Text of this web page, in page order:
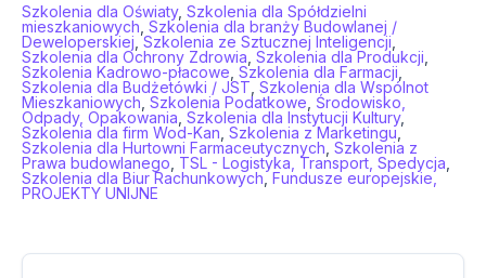
Szkolenia dla Oświaty, Szkolenia dla Spółdzielni
mieszkaniowych Szkolenia dla branży Budowlanej /
Deweloperskiej ,Szkolenia ze Sztucznej Inteligencji
Szkolenia dla Ochrony Zdrowia Szkolenia dla Produkcji
Szkolenia Kadrowo-płacowe Szkolenia dla Farmacji
Szkolenia dla Budżetówki / JST Szkolenia dla Wspólnot
Mieszkaniowych Szkolenia Podatkowe Środowisko,
Odpady, Opakowania Szkolenia dla Instytucji Kultury,
Szkolenia dla firm Wod-Kan Szkolenia z Marketingu
Szkolenia dla Hurtowni Farmaceutycznych Szkolenia z
Prawa budowlanego TSL - Logistyka, Transport, Spedycja
Szkolenia dla Biur Rachunkowych,Fundusze europejskie,
PROJEKTY UNIJNE